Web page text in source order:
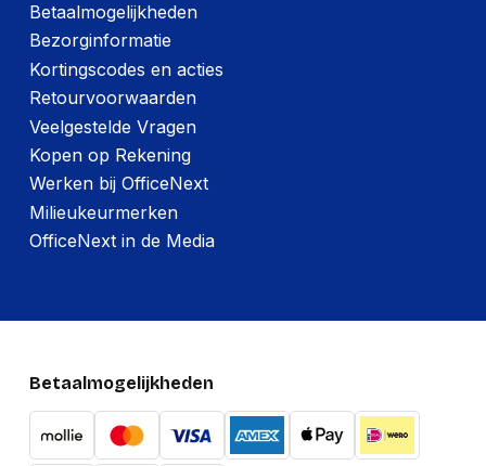
Betaalmogelijkheden
Bezorginformatie
Kortingscodes en acties
Retourvoorwaarden
Veelgestelde Vragen
Kopen op Rekening
Werken bij OfficeNext
Milieukeurmerken
OfficeNext in de Media
Betaalmogelijkheden